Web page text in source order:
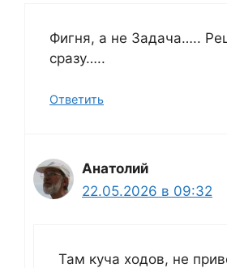
Фигня, а не Задача…..
сразу…..
Ответить
Анатолий
22.05.2026 в 09:32
Там куча ходов, не